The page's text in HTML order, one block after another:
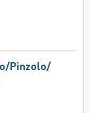
​Pinzolo/​